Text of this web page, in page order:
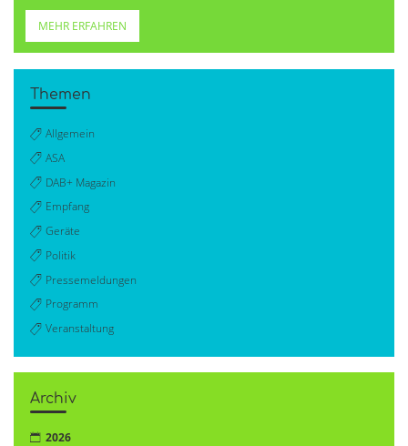
MEHR ERFAHREN
Themen
Allgemein
ASA
DAB+ Magazin
Empfang
Geräte
Politik
Pressemeldungen
Programm
Veranstaltung
Archiv
2026